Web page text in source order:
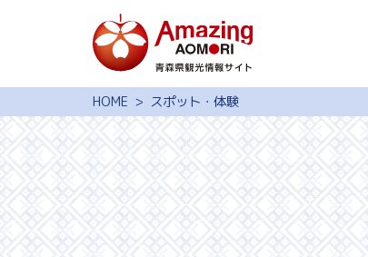
特集
スポット・体験
モデルコース
旅の予約
観光ガイド
HOME スポット・体験